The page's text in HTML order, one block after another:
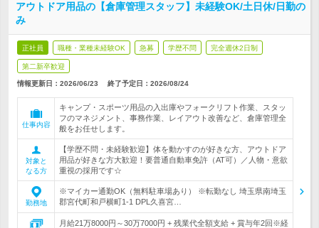
アウトドア用品の【倉庫管理スタッフ】未経験OK/土日休/日勤の
み
正社員 職種・業種未経験OK 急募 学歴不問 完全週休2日制
第二新卒歓迎
情報更新日：2026/06/23 終了予定日： 2026/08/24
仕事内容
キャンプ・スポーツ用品の入出庫やフォークリフト作業、スタッ
フのマネジメント、事務作業、レイアウト改善など、倉庫管理全
般をお任せします。
対象と
なる方
【学歴不問・未経験歓迎】体を動かすのが好きな方、アウトドア
用品が好きな方大歓迎！要普通自動車免許（AT可）／人物・意欲
重視の採用です☆
勤務地
※マイカー通勤OK（無料駐車場あり） ※転勤なし 埼玉県南埼玉
郡宮代町和戸横町1-1 DPL久喜宮…
月給21万8000円～30万7000円 + 残業代全額支給 + 賞与年2回※経